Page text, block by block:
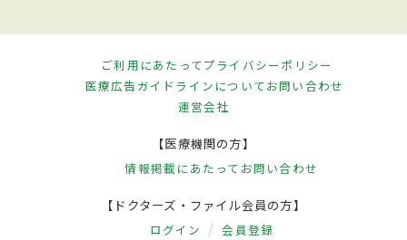
ご利用にあたってプライバシーポリシー
医療広告ガイドラインについてお問い合わせ
運営会社
【医療機関の方】
情報掲載にあたって お問い合わせ
【ドクターズ・ファイル会員の方】
ログイン 会員登録